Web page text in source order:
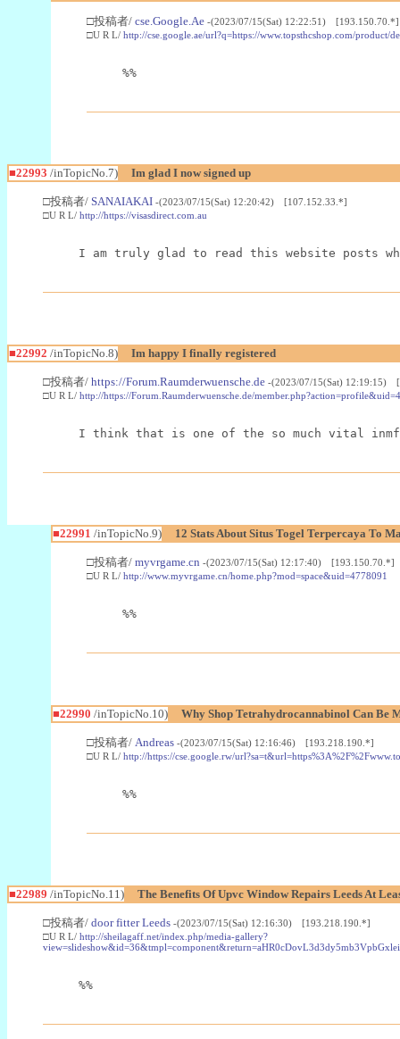
□投稿者/ cse.Google.Ae -(2023/07/15(Sat) 12:22:51) [193.150.70.*]
□U R L/ http://cse.google.ae/url?q=https://www.topsthcshop.com/
%%
■22993 /inTopicNo.7) Im glad I now signed up
□投稿者/ SANAIAKAI -(2023/07/15(Sat) 12:20:42) [107.152.33.*]
□U R L/ http://https://visasdirect.com.au
I am truly glad to read this website posts
■22992 /inTopicNo.8) Im happy I finally registered
□投稿者/ https://Forum.Raumderwuensche.de -(2023/07/15(Sat) 12:19:15)
□U R L/ http://https://Forum.Raumderwuensche.de/
I think that is one of the so much vital
■22991 /inTopicNo.9) 12 Stats About Situs Togel Terpercaya To
□投稿者/ myvrgame.cn -(2023/07/15(Sat) 12:17:40) [193.150.70.*]
□U R L/ http://www.myvrgame.cn/home.php?mod=space&uid=4778091
%%
■22990 /inTopicNo.10) Why Shop Tetrahydrocannabinol Can Be
□投稿者/ Andreas -(2023/07/15(Sat) 12:16:46) [193.218.190.*]
□U R L/ http://https://cse.google.rw/
%%
■22989 /inTopicNo.11) The Benefits Of Upvc Window Repairs Leeds At
□投稿者/ door fitter Leeds -(2023/07/15(Sat) 12:16:30) [193.218.190.*]
□U R L/ http://sheilagaff.net/index.php/media-gallery?
%%